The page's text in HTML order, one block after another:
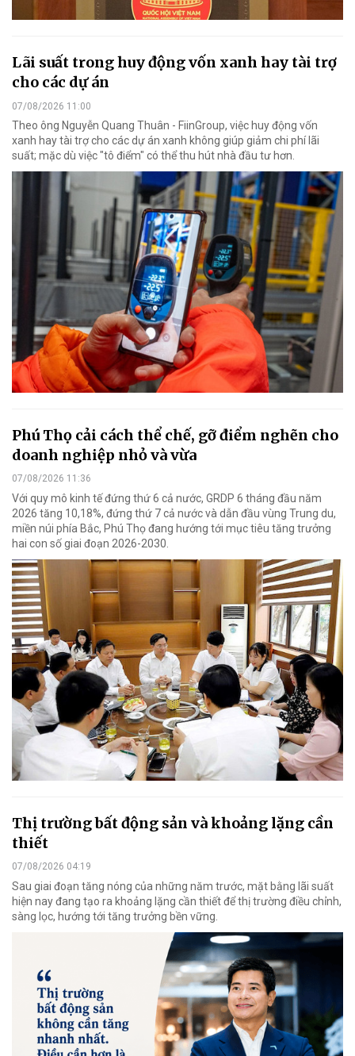
Lãi suất trong huy động vốn xanh hay tài trợ
cho các dự án
07/08/2026 11:00
Theo ông Nguyễn Quang Thuân - FiinGroup, việc huy động vốn
xanh hay tài trợ cho các dự án xanh không giúp giảm chi phí lãi
suất; mặc dù việc "tô điểm" có thể thu hút nhà đầu tư hơn.
Phú Thọ cải cách thể chế, gỡ điểm nghẽn cho
doanh nghiệp nhỏ và vừa
07/08/2026 11:36
Với quy mô kinh tế đứng thứ 6 cả nước, GRDP 6 tháng đầu năm
2026 tăng 10,18%, đứng thứ 7 cả nước và dẫn đầu vùng Trung du,
miền núi phía Bắc, Phú Thọ đang hướng tới mục tiêu tăng trưởng
hai con số giai đoạn 2026-2030.
Thị trường bất động sản và khoảng lặng cần
thiết
07/08/2026 04:19
Sau giai đoạn tăng nóng của những năm trước, mặt bằng lãi suất
hiện nay đang tạo ra khoảng lặng cần thiết để thị trường điều chỉnh,
sàng lọc, hướng tới tăng trưởng bền vững.